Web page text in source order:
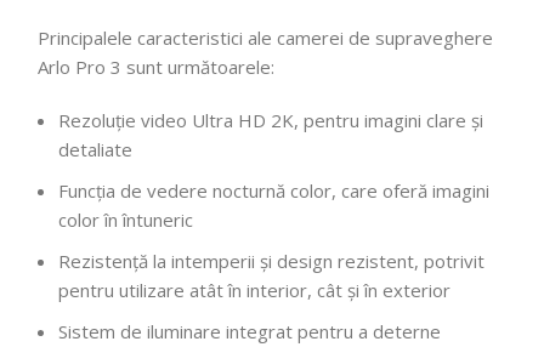
Principalele caracteristici ale camerei de supraveghere
Arlo Pro 3 sunt următoarele:
Rezoluție video Ultra HD 2K, pentru imagini clare și
detaliate
Funcția de vedere nocturnă color, care oferă imagini
color în întuneric
Rezistență la intemperii și design rezistent, potrivit
pentru utilizare atât în interior, cât și în exterior
Sistem de iluminare integrat pentru a deterne